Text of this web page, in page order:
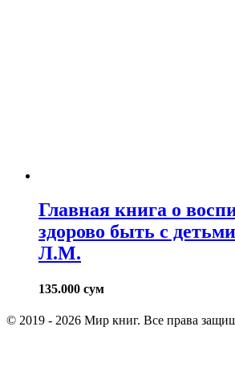
Главная книга о
здорово быть с
Л.М.
135.000 сум
© 2019 - 2026 Мир книг. Все права